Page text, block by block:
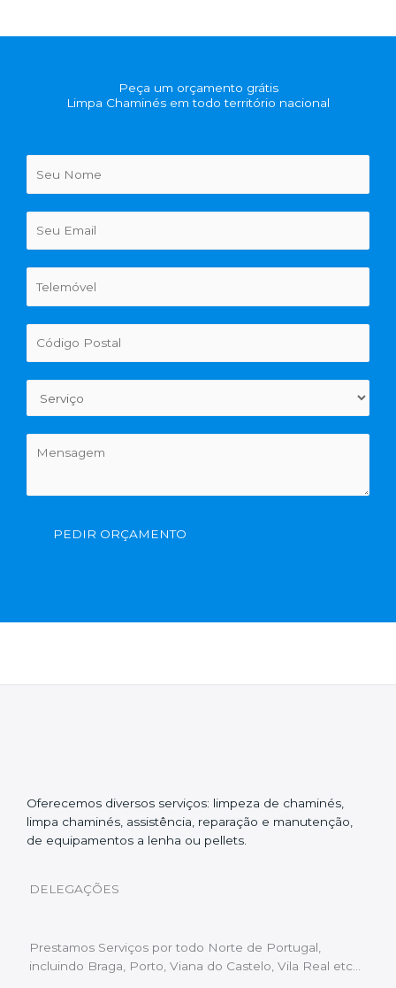
Peça um orçamento grátis
Limpa Chaminés em todo território nacional
PEDIR ORÇAMENTO
Oferecemos diversos serviços: limpeza de chaminés,
limpa chaminés, assistência, reparação e manutenção,
de equipamentos a lenha ou pellets.
DELEGAÇÕES
Prestamos Serviços por todo Norte de Portugal,
incluindo Braga, Porto, Viana do Castelo, Vila Real etc…